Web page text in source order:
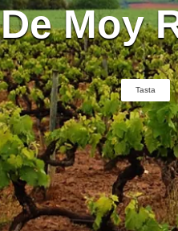
De Moy
Tasta